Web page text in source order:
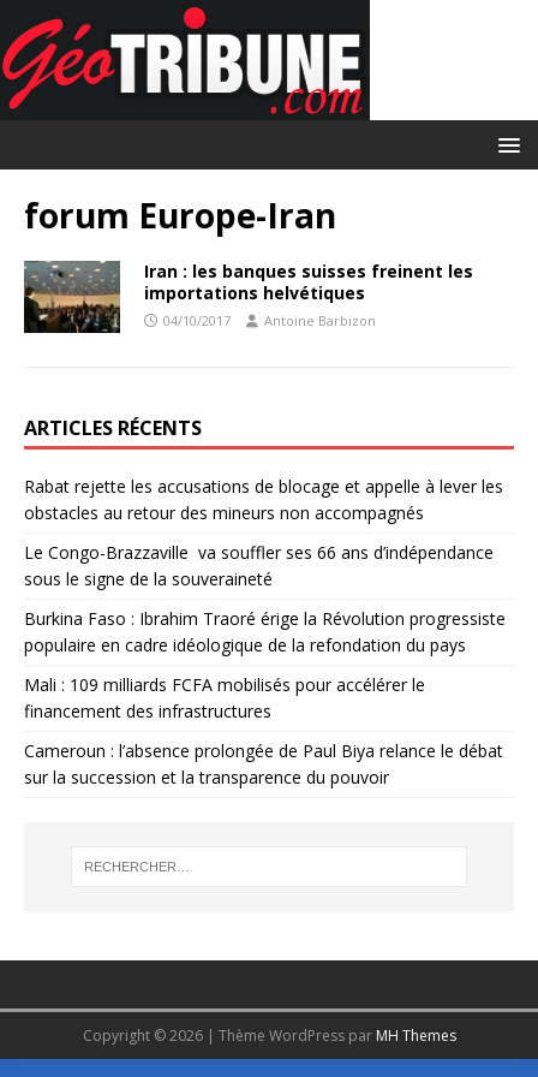
forum Europe-Iran
Iran : les banques suisses freinent les
importations helvétiques
04/10/2017 Antoine Barbizon
ARTICLES RÉCENTS
Rabat rejette les accusations de blocage et appelle à lever les
obstacles au retour des mineurs non accompagnés
Le Congo-Brazzaville va souffler ses 66 ans d’indépendance
sous le signe de la souveraineté
Burkina Faso : Ibrahim Traoré érige la Révolution progressiste
populaire en cadre idéologique de la refondation du pays
Mali : 109 milliards FCFA mobilisés pour accélérer le
financement des infrastructures
Cameroun : l’absence prolongée de Paul Biya relance le débat
sur la succession et la transparence du pouvoir
Copyright © 2026 | Thème WordPress par MH Themes